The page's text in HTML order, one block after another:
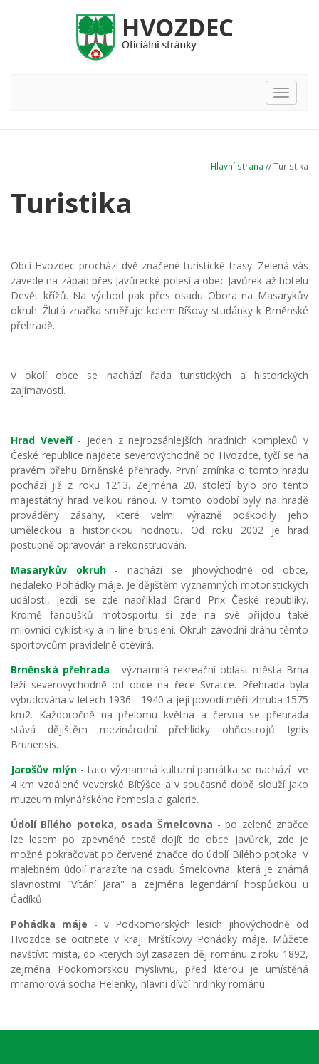
Hlavní
nabídka
Hlavní strana // Turistika
Turistika
Obcí Hvozdec prochází dvě značené turistické trasy. Zelená vás
zavede na západ přes Javůrecké polesí a obec Javůrek až hotelu
Devět křížů. Na východ pak přes osadu Obora na Masarykův
okruh. Žlutá značka směřuje kolem Ríšovy studánky k Brněnské
přehradě.
V okolí obce se nachází řada turistických a historických
zajímavostí.
Hrad Veveří- jeden z nejrozsáhlejších hradních komplexů v
České republice najdete severovýchodně od Hvozdce, tyčí se na
pravém břehu Brněnské přehrady. První zmínka o tomto hradu
pochází již z roku 1213. Zejména 20. století bylo pro tento
majestátný hrad velkou ránou. V tomto období byly na hradě
prováděny zásahy, které velmi výrazně poškodily jeho
uměleckou a historickou hodnotu. Od roku 2002 je hrad
postupně opravován a rekonstruován.
Masarykův okruh - nachází se jihovýchodně od obce,
nedaleko Pohádky máje. Je dějištěm významných motoristických
událostí, jezdí se zde například Grand Prix České republiky.
Kromě fanoušků motosportu si zde na své přijdou také
milovníci cyklistiky a in-line bruslení. Okruh závodní dráhu těmto
sportovcům pravidelně otevírá.
Brněnská přehrada - významná rekreační oblast města Brna
leží severovýchodně od obce na řece Svratce. Přehrada byla
vybudována v letech 1936 - 1940 a její povodí měří zhruba 1575
km2. Každoročně na přelomu května a června se přehrada
stává dějištěm mezinárodní přehlídky ohňostrojů Ignis
Brunensis.
Jarošův mlýn- tato významná kulturní památka se nachází ve
4 km vzdálené Veverské Bítýšce a v současné době slouží jako
muzeum mlynářského řemesla a galerie.
Údolí Bílého potoka, osada Šmelcovna - po zelené značce
lze lesem po zpevněné cestě dojít do obce Javůrek, zde je
možné pokračovat po červené značce do údolí Bílého potoka. V
malebném údolí narazíte na osadu Šmelcovna, která je známá
slavnostmi "Vítání jara" a zejména legendární hospůdkou u
Čadíků.
Pohádka máje - v Podkomorských lesích jihovýchodně od
Hvozdce se ocitnete v kraji Mrštíkovy Pohádky máje. Můžete
navštívit místa, do kterých byl zasazen děj románu z roku 1892,
zejména Podkomorskou myslivnu, před kterou je umístěná
mramorová socha Helenky, hlavní dívčí hrdinky románu.